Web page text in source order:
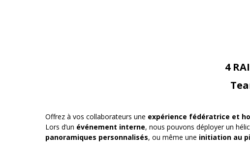
4
Offrez à vos collaborateurs une expérience fédératrice et
Lors d’un événement interne, nous pouvons déployer un
panoramiques personnalisés, ou même une initiation au